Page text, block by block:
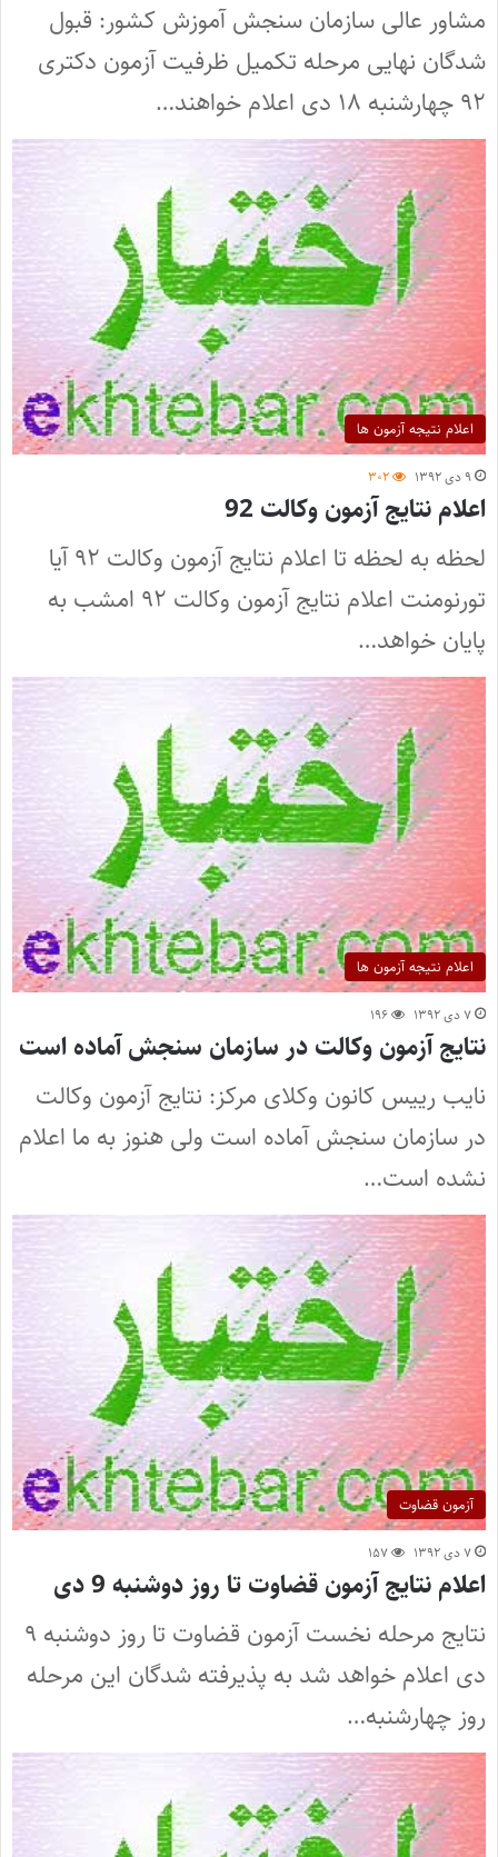
مشاور عالی سازمان سنجش آموزش کشور: قبول
شدگان نهایی مرحله تکمیل ظرفیت آزمون دکتری
۹۲ چهارشنبه ۱۸ دی اعلام خواهند…
اعلام نتیجه آزمون ها
۹ دی ۱۳۹۲ ۳۰۲
اعلام نتایج آزمون وکالت 92
لحظه به لحظه تا اعلام نتایج آزمون وکالت ۹۲ آیا
تورنومنت اعلام نتایج آزمون وکالت ۹۲ امشب به
پایان خواهد…
اعلام نتیجه آزمون ها
۷ دی ۱۳۹۲ ۱۹۶
نتایج آزمون وکالت در سازمان سنجش آماده است
نایب رییس کانون وکلای مرکز: نتایج آزمون وکالت
در سازمان سنجش آماده است ولی هنوز به ما اعلام
نشده است…
آزمون قضاوت
۷ دی ۱۳۹۲ ۱۵۷
اعلام نتایج آزمون قضاوت تا روز دوشنبه 9 دی
نتایج مرحله نخست آزمون قضاوت تا روز دوشنبه ۹
دی اعلام خواهد شد به پذیرفته شدگان این مرحله
روز چهارشنبه…